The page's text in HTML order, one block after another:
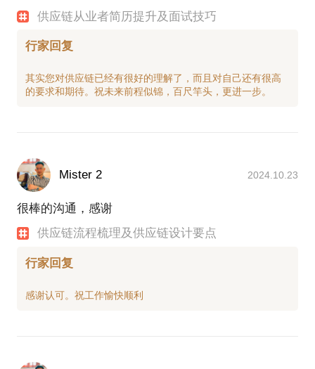
供应链从业者简历提升及面试技巧
行家回复
其实您对供应链已经有很好的理解了，而且对自己还有很高
Mister 2 2024.10.23
很棒的沟通，感谢
供应链流程梳理及供应链设计要点
行家回复